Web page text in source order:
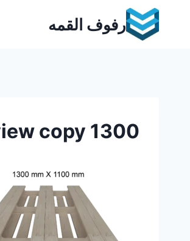
رفوف القمه
1300 x 1100 bottom view copy